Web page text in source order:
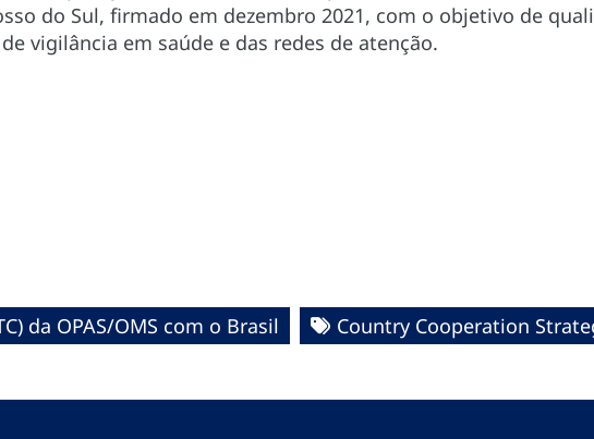
do Sul, firmado em dezembro 2021, com o objetivo de
vigilância em saúde e das redes de atenção.
da OPAS/OMS com o Brasil
Country Cooperation